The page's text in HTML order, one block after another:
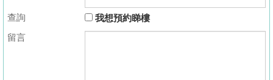
查詢
我想預約睇樓
留言